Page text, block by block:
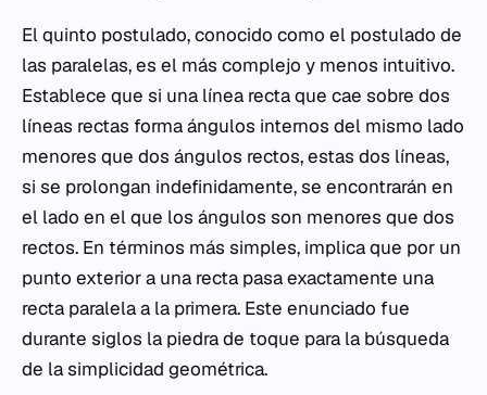
El quinto postulado, conocido como el postulado de
las paralelas, es el más complejo y menos intuitivo.
Establece que si una línea recta que cae sobre dos
líneas rectas forma ángulos internos del mismo lado
menores que dos ángulos rectos, estas dos líneas,
si se prolongan indefinidamente, se encontrarán en
el lado en el que los ángulos son menores que dos
rectos. En términos más simples, implica que por un
punto exterior a una recta pasa exactamente una
recta paralela a la primera. Este enunciado fue
durante siglos la piedra de toque para la búsqueda
de la simplicidad geométrica.